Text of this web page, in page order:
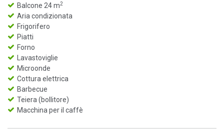
Balcone 24 m2
Aria condizionata
Frigorifero
Piatti
Forno
Lavastoviglie
Microonde
Cottura elettrica
Barbecue
Teiera (bollitore)
Macchina per il caffè